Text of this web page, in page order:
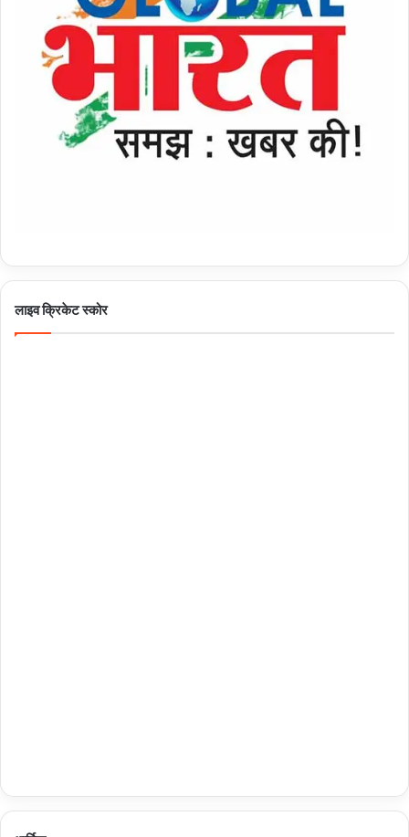
लाइव क्रिकेट स्कोर